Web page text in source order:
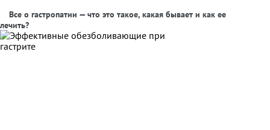
Все о гастропатии — что это такое, какая бывает и как ее
лечить?